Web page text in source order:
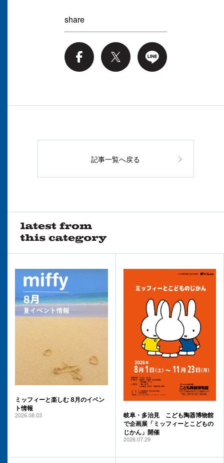
share
記事一覧へ戻る
ミッフィーと楽しむ 8月のイベン
ト情報
2026.08.03
岐阜・多治見 こども陶器博物館
で企画展「ミッフィーとこどもの
じかん」開催
2026.07.29